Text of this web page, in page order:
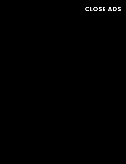
CLOSE ADS